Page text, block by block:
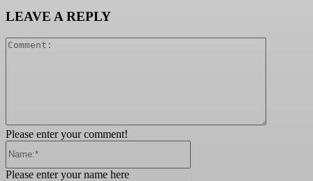
LEAVE A REPLY
Please enter your comment!
Please enter your name here